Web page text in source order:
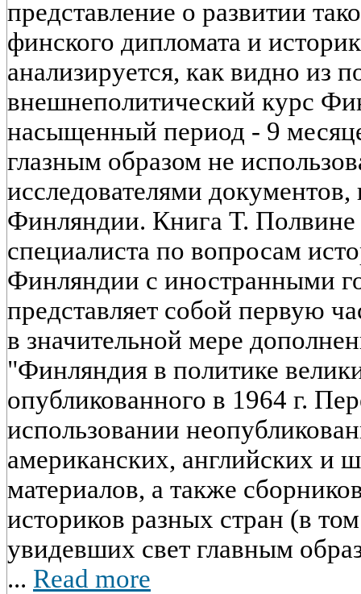
представление о развитии
финского дипломата и
анализируется, как видно из
внешнеполитический курс
насыщенный период - 9
глазным образом не
исследователями
Финляндии. Книга Т. Полвине
специалиста по вопросам
Финляндии с иностранными
представляет собой первую
в значительной мере
"Финляндия в политике
опубликованного в 1964 г.
использовании
американских, английских и
материалов, а также
историков разных стран (в
увидевших свет главным
... Read more